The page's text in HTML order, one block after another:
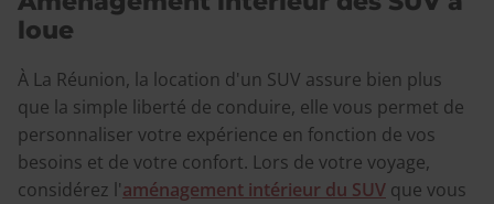
loue
À La Réunion, la location d'un SUV assure bien plus
que la simple liberté de conduire, elle vous permet de
personnaliser votre expérience en fonction de vos
besoins et de votre confort. Lors de votre voyage,
considérez l'aménagement intérieur du SUV que vous